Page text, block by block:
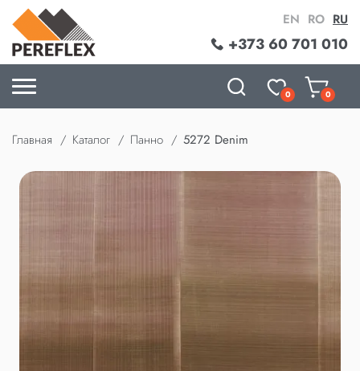
+373 60 701 010
EN RO RU
0 0
Главная Каталог Панно 5272 Denim